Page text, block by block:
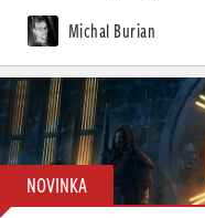
Michal Burian
NOVINKA